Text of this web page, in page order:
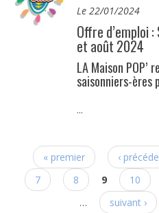
le 22/01/2024
Offre d’emploi
et août 2024
LA Maison
saisonniers-ères
...
Pages« premier ‹
7
8 9 10
…
suivant ›